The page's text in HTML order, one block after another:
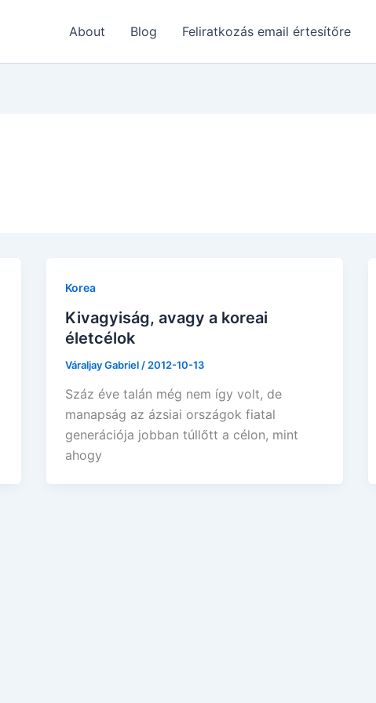
About Blog Feliratkozás email értesítőre
Korea
Kivagyiság, avagy a koreai
életcélok
Váraljay Gabriel / 2012-10-13
Száz éve talán még nem így volt, de
manapság az ázsiai országok fiatal
generációja jobban túllőtt a célon, mint
ahogy